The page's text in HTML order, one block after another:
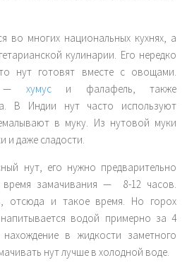
во многих национальных кухнях, а
кулинарии. Его нередко
нут готовят вместе с овощами.
— хумуси фалафель, также
В Индии нут часто используют
в муку. Из нутовой муки
и даже сладости.
нут, его нужно предварительно
время замачивания — 8-12 часов.
отсюда и такое время. Но горох
водой примерно за 4
в жидкости заметного
нут лучше в холодной воде.